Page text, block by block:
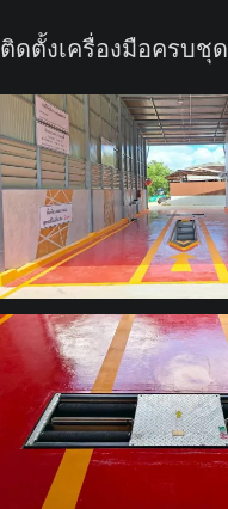
ติดตั้งเครื่องมือครบชุด